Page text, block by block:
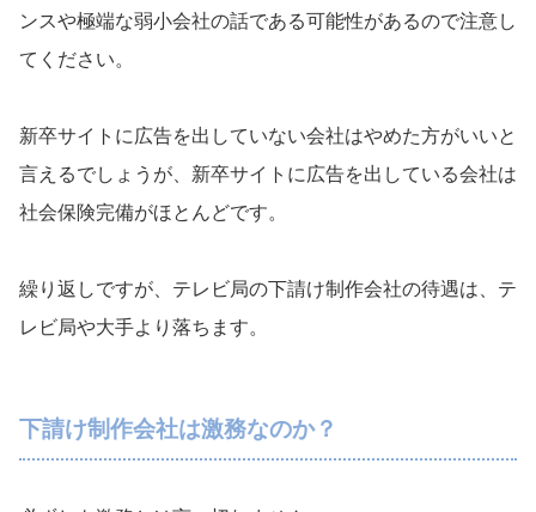
ンスや極端な弱小会社の話である可能性があるので注意し
てください。
新卒サイトに広告を出していない会社はやめた方がいいと
言えるでしょうが、新卒サイトに広告を出している会社は
社会保険完備がほとんどです。
繰り返しですが、テレビ局の下請け制作会社の待遇は、テ
レビ局や大手より落ちます。
下請け制作会社は激務なのか？